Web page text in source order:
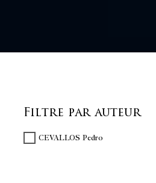
Filtre par auteur
CEVALLOS Pedro